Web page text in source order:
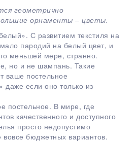
геометрично
орнаменты – цветы.
С развитием текстиля на
пародий на белый цвет, и
меньшей мере, странно.
но и не шампань. Такие
ваше постельное
даже если оно только из
постельное. В мире, где
качественного и доступного
просто недопустимо
вовсе бюджетных вариантов.